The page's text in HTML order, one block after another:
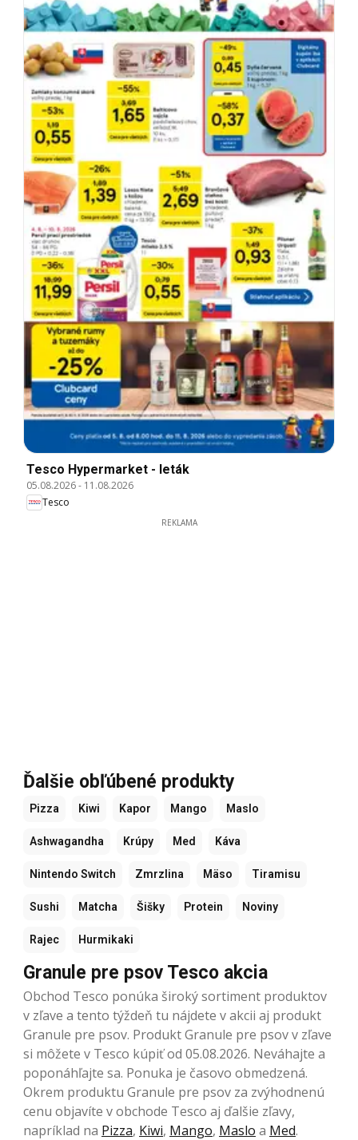
Tesco Hypermarket - leták
05.08.2026- 11.08.2026
Tesco
REKLAMA
Ďalšie obľúbené produkty
Pizza Kiwi Kapor Mango Maslo
Ashwagandha Krúpy Med Káva
Nintendo Switch Zmrzlina Mäso Tiramisu
Sushi Matcha Šišky Protein Noviny
Rajec Hurmikaki
Granule pre psov Tesco akcia
Obchod Tesco ponúka široký sortiment produktov
v zľave a tento týždeň tu nájdete v akcii aj produkt
Granule pre psov. Produkt Granule pre psov v zľave
si môžete v Tesco kúpiť od 05.08.2026. Neváhajte a
poponáhľajte sa. Ponuka je časovo obmedzená.
Okrem produktu Granule pre psov za zvýhodnenú
cenu objavíte v obchode Tesco aj ďalšie zľavy,
napríklad na Pizza, Kiwi, Mango, Maslo a Med.